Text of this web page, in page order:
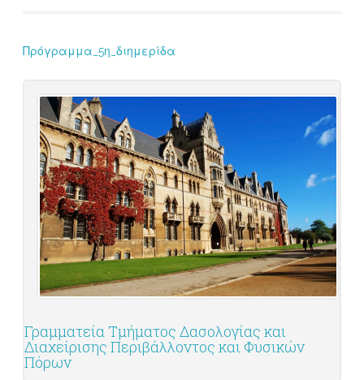
Πρόγραμμα_5η_διημερίδα
Γραμματεία Τμήματος Δασολογίας και
Διαχείρισης Περιβάλλοντος και Φυσικών
Πόρων